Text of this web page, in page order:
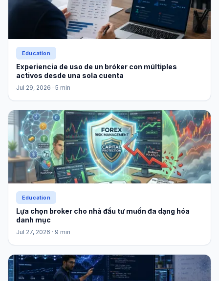
Education
Experiencia de uso de un bróker con múltiples
activos desde una sola cuenta
Jul 29, 2026 · 5 min
Education
Lựa chọn broker cho nhà đầu tư muốn đa dạng hóa
danh mục
Jul 27, 2026 · 9 min